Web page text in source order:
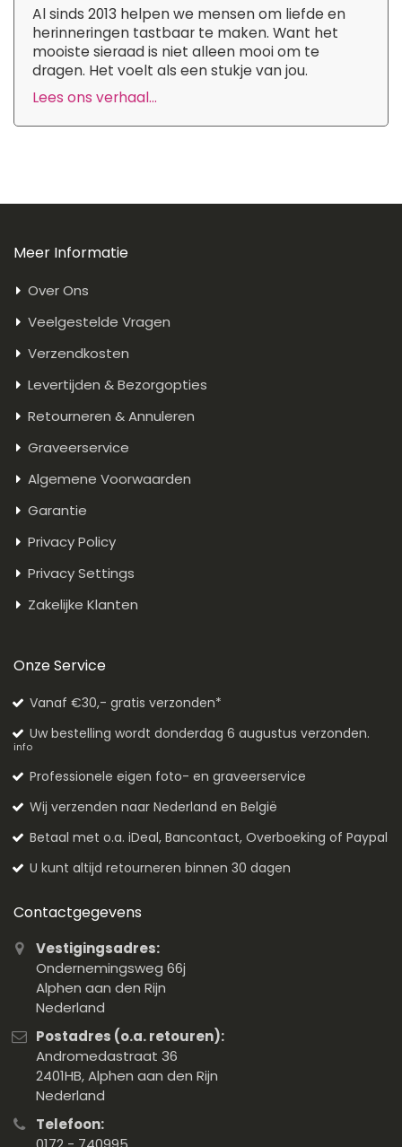
Al sinds 2013 helpen we mensen om liefde en
herinneringen tastbaar te maken. Want het
mooiste sieraad is niet alleen mooi om te
dragen. Het voelt als een stukje van jou.
Lees ons verhaal...
Meer Informatie
Over Ons
Veelgestelde Vragen
Verzendkosten
Levertijden & Bezorgopties
Retourneren & Annuleren
Graveerservice
Algemene Voorwaarden
Garantie
Privacy Policy
Privacy Settings
Zakelijke Klanten
Onze Service
Vanaf €30,- gratis verzonden*
Uw bestelling wordt donderdag 6 augustus verzonden.
info
Professionele eigen foto- en graveerservice
Wij verzenden naar Nederland en België
Betaal met o.a. iDeal, Bancontact, Overboeking of Paypal
U kunt altijd retourneren binnen 30 dagen
Contactgegevens
Vestigingsadres:
Ondernemingsweg 66j
Alphen aan den Rijn
Nederland
Postadres (o.a. retouren):
Andromedastraat 36
2401HB, Alphen aan den Rijn
Nederland
Telefoon: